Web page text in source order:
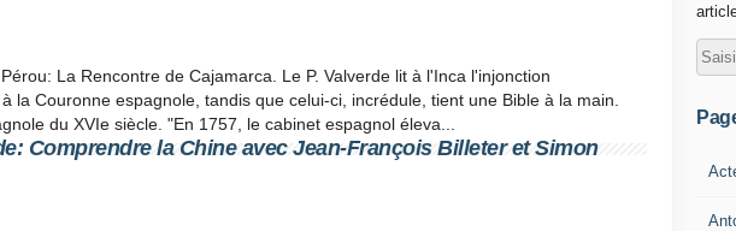
La Rencontre de Cajamarca. Le P. Valverde lit à l'Inca l'injonction
la Couronne espagnole, tandis que celui-ci, incrédule, tient une Bible à la main.
du XVIe siècle. "En 1757, le cabinet espagnol éleva...
Comprendre la Chine avec Jean-François Billeter et Simon